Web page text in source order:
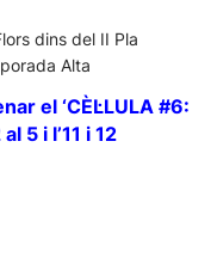
dins del II Pla
Alta
el ‘CÈL·LULA #6:
5 i l’11 i 12